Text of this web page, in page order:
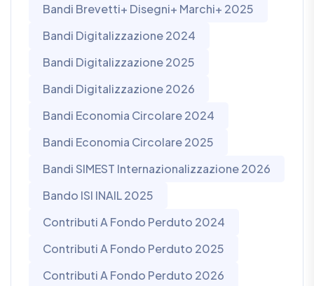
Bandi Brevetti+ Disegni+ Marchi+ 2025
Bandi Digitalizzazione 2024
Bandi Digitalizzazione 2025
Bandi Digitalizzazione 2026
Bandi Economia Circolare 2024
Bandi Economia Circolare 2025
Bandi SIMEST Internazionalizzazione 2026
Bando ISI INAIL 2025
Contributi A Fondo Perduto 2024
Contributi A Fondo Perduto 2025
Contributi A Fondo Perduto 2026